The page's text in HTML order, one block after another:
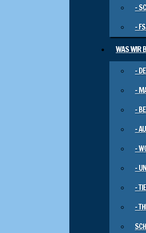
–
–
WAS WIR
–
–
–
–
–
–
–
–